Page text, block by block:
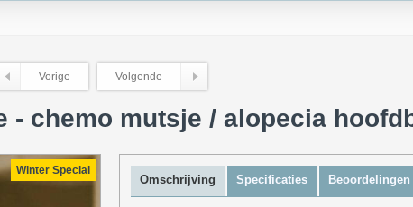
Vorige Volgende
- chemo mutsje / alopecia
Winter Special
Omschrijving Specificaties Beoordelingen